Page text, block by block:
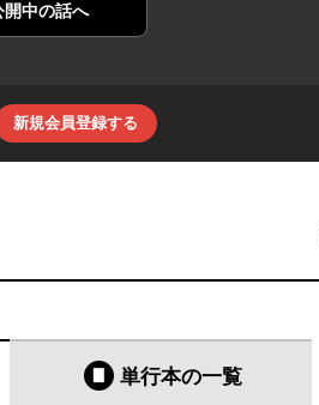
開中の話へ
新規会員登録する
単行本の一覧